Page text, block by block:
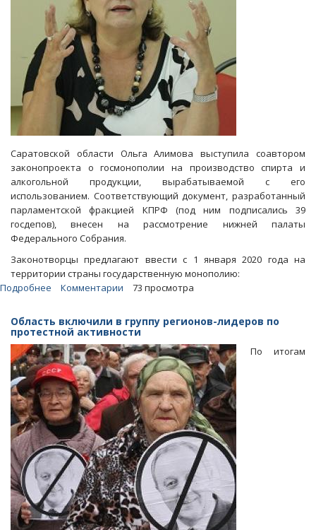
Саратовской области Ольга Алимова выступила соавтором
законопроекта о госмонополии на производство спирта и
алкогольной продукции, вырабатываемой с его
использованием. Соответствующий документ, разработанный
парламентской фракцией КПРФ (под ним подписались 39
госдепов), внесен на рассмотрение нижней палаты
Федерального Собрания.
Законотворцы предлагают ввести с 1 января 2020 года на
территории страны государственную монополию:
Подробнее
ее
коллеги
внесли
законопроект
о
госмонополии
на
выработку
спирта
и
водки
Комментарии 73 просмотра
Область включили в группу регионов-лидеров по
протестной активности
По итогам